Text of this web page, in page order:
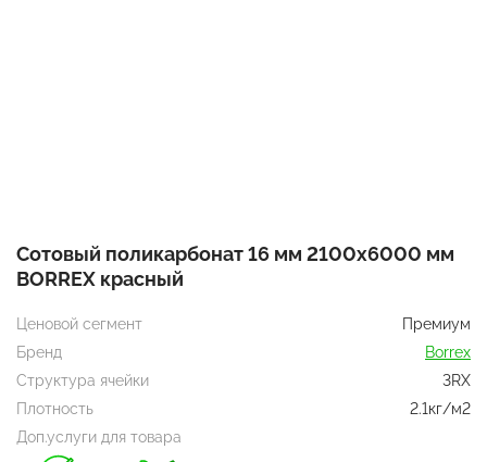
Сотовый поликарбонат 16 мм 2100х6000 мм
BORREX красный
Ценовой сегмент
Премиум
Бренд
Borrex
Структура ячейки
3RX
Плотность
2.1кг/м2
Доп.услуги для товара